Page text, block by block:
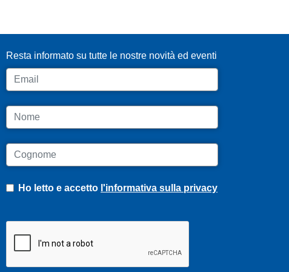
Resta informato su tutte le nostre novità ed eventi
Email
Nome
Cognome
Ho letto e accetto l'informativa sulla privacy